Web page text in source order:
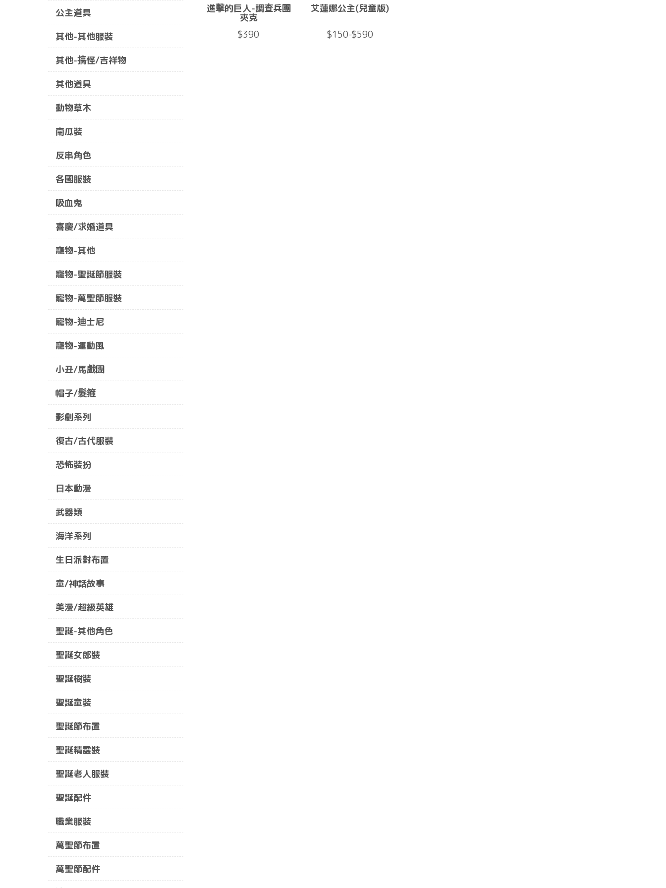
公主道具
其他-其他服裝
其他-搞怪/吉祥物
其他道具
動物草木
南瓜裝
反串角色
各國服裝
吸血鬼
喜慶/求婚道具
寵物-其他
寵物-聖誕節服裝
寵物-萬聖節服裝
寵物-迪士尼
寵物-運動風
小丑/馬戲團
帽子/髮箍
影劇系列
復古/古代服裝
恐怖裝扮
日本動漫
武器類
海洋系列
生日派對布置
童/神話故事
美漫/超級英雄
聖誕-其他角色
聖誕女郎裝
聖誕樹裝
聖誕童裝
聖誕節布置
聖誕精靈裝
聖誕老人服裝
聖誕配件
職業服裝
萬聖節布置
萬聖節配件
進擊的巨人-調查兵團
夾克
$390
艾蓮娜公主(兒童版)
$150-$590